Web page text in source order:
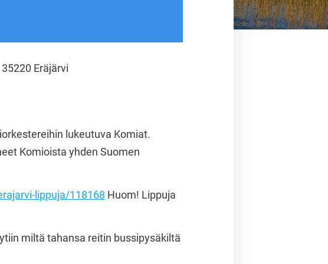
Eräjärvi
lukeutuva Komiat.
Komioista yhden Suomen
lippuja/118168 Huom! Lippuja
miltä tahansa reitin bussipysäkiltä